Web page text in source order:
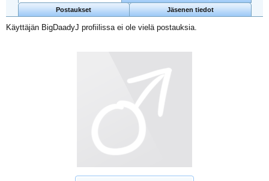
Postaukset
Jäsenen tiedot
Käyttäjän BigDaadyJ profiilissa ei ole vielä postauksia.